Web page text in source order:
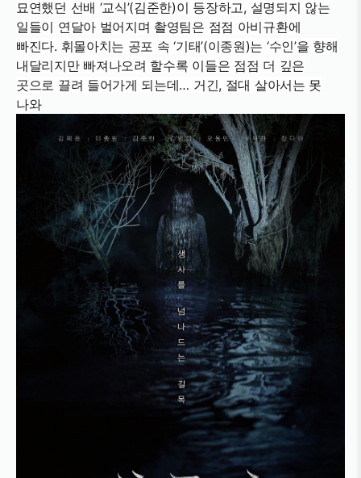
묘연했던 선배 ‘교식’(김준한)이 등장하고, 설명되지 않는
일들이 연달아 벌어지며 촬영팀은 점점 아비규환에
빠진다. 휘몰아치는 공포 속 ‘기태’(이종원)는 ‘수인’을 향해
내달리지만 빠져나오려 할수록 이들은 점점 더 깊은
곳으로 끌려 들어가게 되는데… 거긴, 절대 살아서는 못
나와